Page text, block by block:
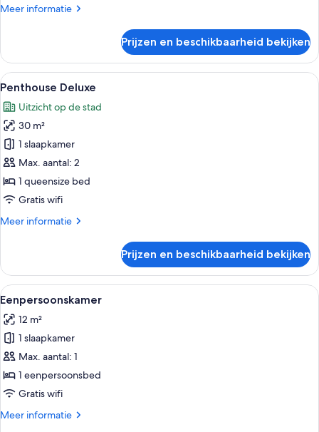
Meer informatie
Meer
Prijzen en beschikbaarheid bekijken
Alle
foto's
voor
Penthouse
Deluxe
laden
Uitzicht door een raam met
5
Penthouse Deluxe
Uitzicht op de stad
30 m²
1 slaapkamer
Max. aantal: 2
1 queensize bed
Gratis wifi
Meer informatie
Meer
Deluxe
Prijzen en beschikbaarheid bekijken
Alle
foto's
voor
Eenpersoonskamer
laden
Een hotelingang met glazen
5
Eenpersoonskamer
12 m²
1 slaapkamer
Max. aantal: 1
1 eenpersoonsbed
Gratis wifi
Meer informatie
Meer